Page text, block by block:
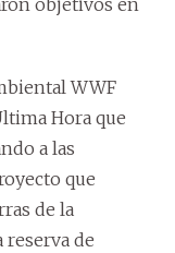
objetivos en
WWF
Hora que
a las
que
de la
reserva de